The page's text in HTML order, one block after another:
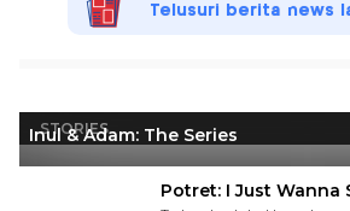
Telusuri berita news